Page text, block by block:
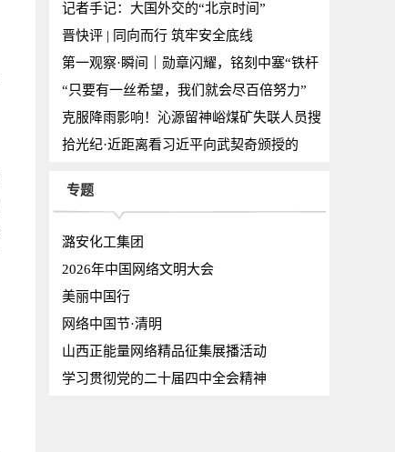
记者手记：大国外交的“北京时间”
晋快评 | 同向而行 筑牢安全底线
第一观察·瞬间｜勋章闪耀，铭刻中塞“铁杆
“只要有一丝希望，我们就会尽百倍努力”
克服降雨影响！沁源留神峪煤矿失联人员搜
拾光纪·近距离看习近平向武契奇颁授的
专题
潞安化工集团
2026年中国网络文明大会
美丽中国行
网络中国节·清明
山西正能量网络精品征集展播活动
学习贯彻党的二十届四中全会精神